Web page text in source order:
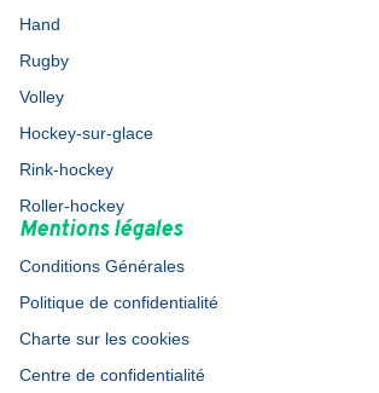
Hand
Rugby
Volley
Hockey-sur-glace
Rink-hockey
Roller-hockey
Mentions légales
Conditions Générales
Politique de confidentialité
Charte sur les cookies
Centre de confidentialité